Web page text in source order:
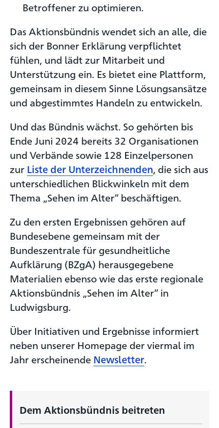
Betroffener zu optimieren.
Das Aktionsbündnis wendet sich an alle, die
sich der Bonner Erklärung verpflichtet
fühlen, und lädt zur Mitarbeit und
Unterstützung ein. Es bietet eine Plattform,
gemeinsam in diesem Sinne Lösungsansätze
und abgestimmtes Handeln zu entwickeln.
Und das Bündnis wächst. So gehörten bis
Ende Juni 2024 bereits 32 Organisationen
und Verbände sowie 128 Einzelpersonen
zur Liste der Unterzeichnenden, die sich aus
unterschiedlichen Blickwinkeln mit dem
Thema „Sehen im Alter“ beschäftigen.
Zu den ersten Ergebnissen gehören auf
Bundesebene gemeinsam mit der
Bundeszentrale für gesundheitliche
Aufklärung (BZgA) herausgegebene
Materialien ebenso wie das erste regionale
Aktionsbündnis „Sehen im Alter“ in
Ludwigsburg.
Über Initiativen und Ergebnisse informiert
neben unserer Homepage der viermal im
Jahr erscheinende Newsletter.
Dem Aktionsbündnis beitreten